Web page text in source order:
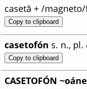
casetă + /
Copy to clipboard
casetofón s. n., pl.
Copy to clipboard
CASETOFÓN ~oáne